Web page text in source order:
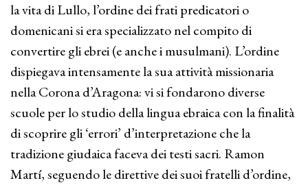
la vita di Lullo, l’ordine dei frati predicatori o
domenicani si era specializzato nel compito di
convertire gli ebrei (e anche i musulmani). L’ordine
dispiegava intensamente la sua attività missionaria
nella Corona d’Aragona: vi si fondarono diverse
scuole per lo studio della lingua ebraica con la finalità
di scoprire gli ‘errori’ d’interpretazione che la
tradizione giudaica faceva dei testi sacri. Ramon
Martí, seguendo le direttive dei suoi fratelli d’ordine,